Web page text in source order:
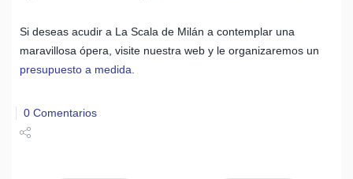
Si deseas acudir a La Scala de Milán a contemplar una
maravillosa ópera, visite nuestra web y le organizaremos un
presupuesto a medida.
0 Comentarios